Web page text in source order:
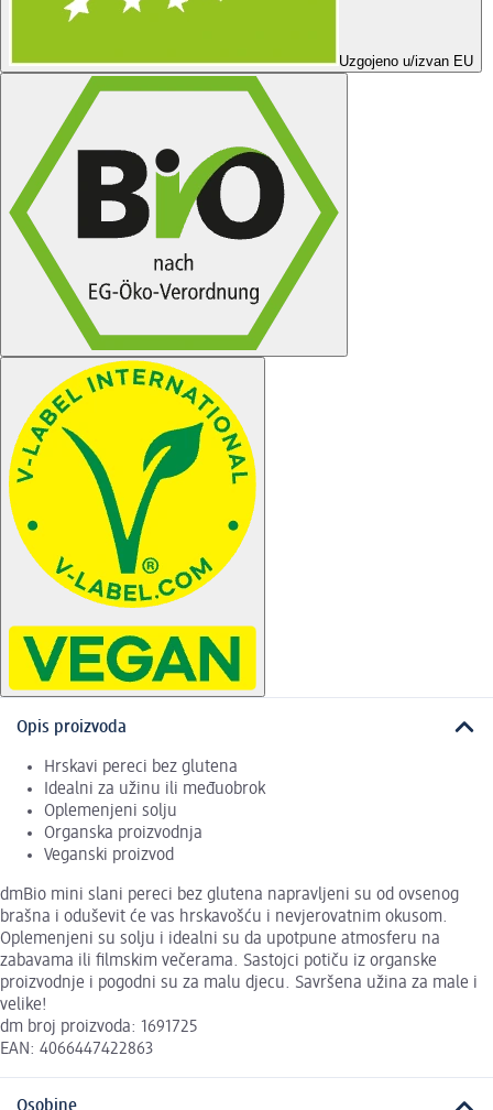
Uzgojeno u/izvan EU
Opis proizvoda
Hrskavi pereci bez glutena
Idealni za užinu ili međuobrok
Oplemenjeni solju
Organska proizvodnja
Veganski proizvod
dmBio mini slani pereci bez glutena napravljeni su od ovsenog
brašna i oduševit će vas hrskavošću i nevjerovatnim okusom.
Oplemenjeni su solju i idealni su da upotpune atmosferu na
zabavama ili filmskim večerama. Sastojci potiču iz organske
proizvodnje i pogodni su za malu djecu. Savršena užina za male i
velike!
dm broj proizvoda: 1691725
EAN: 4066447422863